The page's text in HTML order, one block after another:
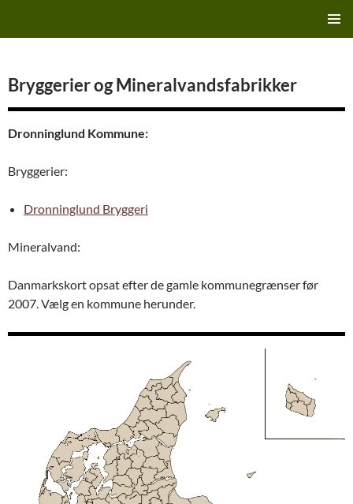
Bryggerier og Mineralvandsfabrikker
Dronninglund Kommune:
Bryggerier:
Dronninglund Bryggeri
Mineralvand:
Danmarkskort opsat efter de gamle kommunegrænser før
2007. Vælg en kommune herunder.